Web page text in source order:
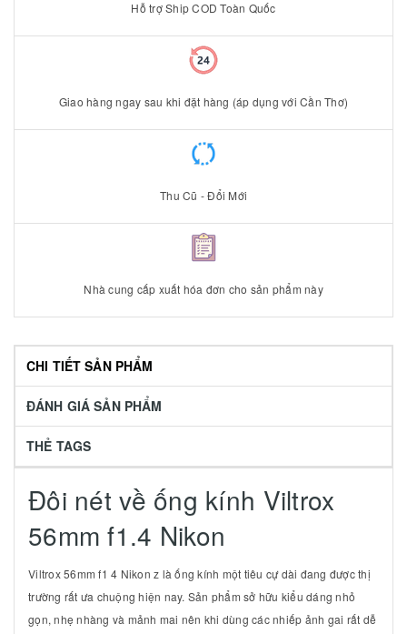
Hỗ trợ Ship COD Toàn Quốc
Giao hàng ngay sau khi đặt hàng (áp dụng với Cần Thơ)
Thu Cũ - Đổi Mới
Nhà cung cấp xuất hóa đơn cho sản phẩm này
CHI TIẾT SẢN PHẨM
ĐÁNH GIÁ SẢN PHẨM
THẺ TAGS
Đôi nét về ống kính Viltrox
56mm f1.4 Nikon
Viltrox 56mm f1 4 Nikon z là ống kính một tiêu cự dài đang được thị
trường rất ưa chuộng hiện nay. Sản phẩm sở hữu kiểu dáng nhỏ
gọn, nhẹ nhàng và mảnh mai nên khi dùng các nhiếp ảnh gai rất dễ